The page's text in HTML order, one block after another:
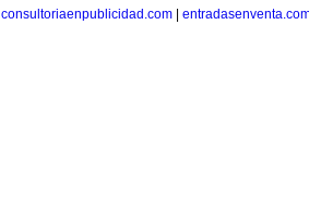
consultoriaenpublicidad.com